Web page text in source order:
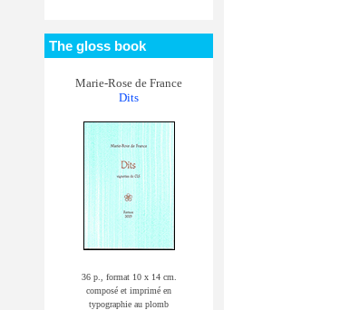
The gloss book
Marie-Rose de France
Dits
36 p., format 10 x 14 cm.
composé et imprimé en
typographie au plomb